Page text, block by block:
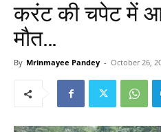
करंट की चपेट में
मौत…
By Mrinmayee Pandey - October 26,